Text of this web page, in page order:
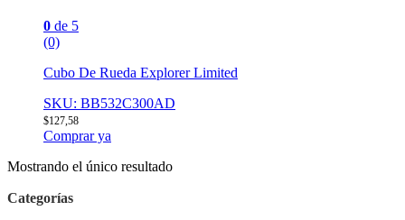
0 de 5
(0)
Cubo De Rueda Explorer Limited
SKU: BB532C300AD
$127,58
Comprar ya
Mostrando el único resultado
Categorías